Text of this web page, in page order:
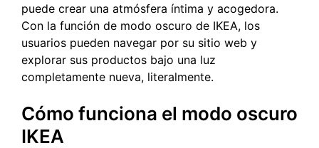
puede crear una atmósfera íntima y acogedora.
Con la función de modo oscuro de IKEA, los
usuarios pueden navegar por su sitio web y
explorar sus productos bajo una luz
completamente nueva, literalmente.
Cómo funciona el modo oscuro
IKEA